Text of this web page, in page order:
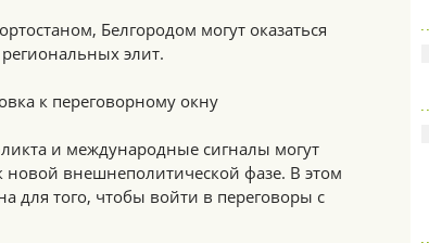
Белгородом могут оказаться
элит.
к переговорному окну
и международные сигналы могут
новой внешнеполитической фазе. В этом
для того, чтобы войти в переговоры с